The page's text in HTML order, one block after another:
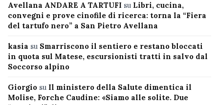
Avellana ANDARE A TARTUFI su Libri, cucina,
convegni e prove cinofile di ricerca: torna la “Fiera
del tartufo nero” a San Pietro Avellana
kasia su Smarriscono il sentiero e restano bloccati
in quota sul Matese, escursionisti tratti in salvo dal
Soccorso alpino
Giorgio su Il ministero della Salute dimentica il
Molise, Forche Caudine: «Siamo alle solite. Due